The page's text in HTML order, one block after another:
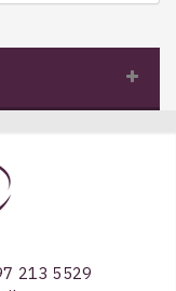
213 5529